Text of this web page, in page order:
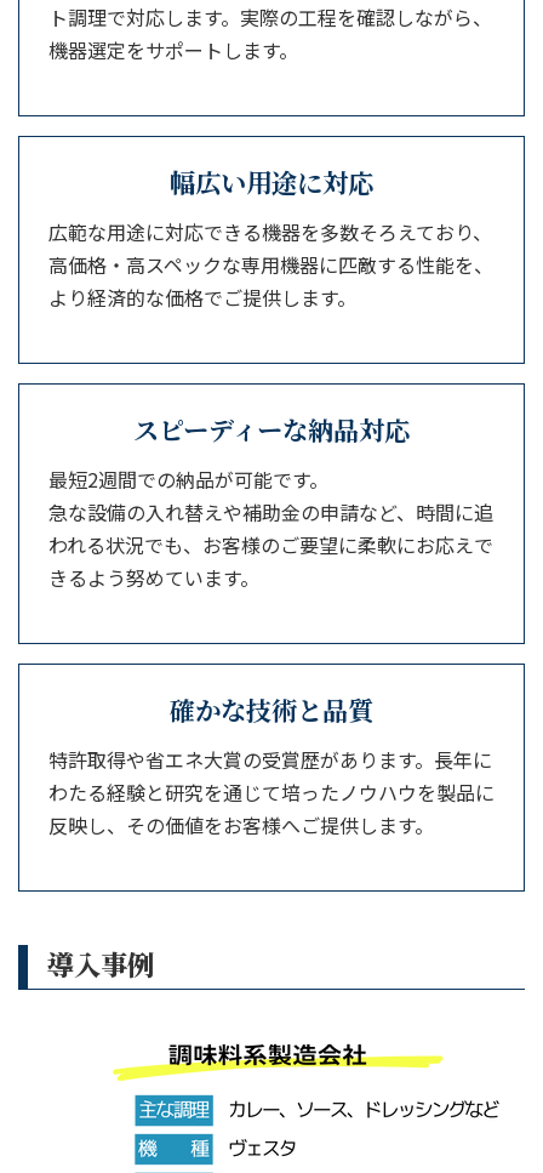
ト調理で対応します。実際の工程を確認しながら、
機器選定をサポートします。
幅広い用途に対応
広範な用途に対応できる機器を多数そろえており、
高価格・高スペックな専用機器に匹敵する性能を、
より経済的な価格でご提供します。
スピーディーな納品対応
最短2週間での納品が可能です。
急な設備の入れ替えや補助金の申請など、時間に追
われる状況でも、お客様のご要望に柔軟にお応えで
きるよう努めています。
確かな技術と品質
特許取得や省エネ大賞の受賞歴があります。長年に
わたる経験と研究を通じて培ったノウハウを製品に
反映し、その価値をお客様へご提供します。
導入事例